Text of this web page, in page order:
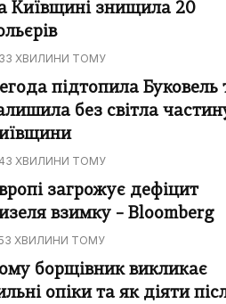
Київщині знищила 20
ХВИЛИНИ ТОМУ
підтопила Буковель
без світла
ХВИЛИНИ ТОМУ
загрожує дефіцит
взимку – Bloomberg
ХВИЛИНИ ТОМУ
борщівник викликає
опіки та як діяти